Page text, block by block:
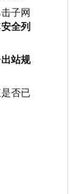
子网
安全列
出站规
否已